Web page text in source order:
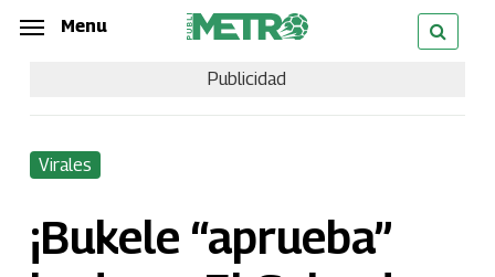
Skip
content
Menu
Publicidad
Virales
¡Bukele “aprueba”
Menu